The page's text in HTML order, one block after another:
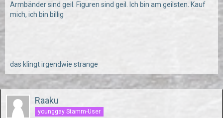
Armbänder sind geil. Figuren sind geil. Ich bin am geilsten. Kauf
mich, ich bin billig
das klingt irgendwie strange
Raaku
younggay Stamm-User